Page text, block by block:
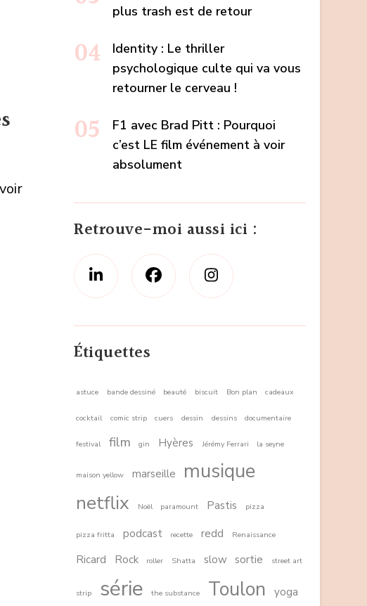
plus trash est de retour
Identity : Le thriller
psychologique culte qui va vous
retourner le cerveau !
F1 avec Brad Pitt : Pourquoi
c’est LE film événement à voir
absolument
Retrouve-moi aussi ici :
Étiquettes
astuce bande dessiné beauté biscuit Bon plan cadeaux
cocktail comic strip cuers dessin dessins documentaire
festival film gin Hyères Jérémy Ferrari la seyne
maison yellow marseille musique
netflix Noël paramount Pastis pizza
pizza fritta podcast recette redd Renaissance
Ricard Rock roller Shatta slow sortie street art
strip série the substance Toulon yoga